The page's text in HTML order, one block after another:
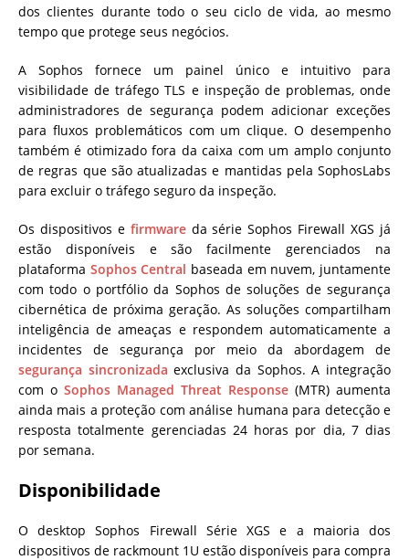
dos clientes durante todo o seu ciclo de vida, ao mesmo
tempo que protege seus negócios.
A Sophos fornece um painel único e intuitivo para
visibilidade de tráfego TLS e inspeção de problemas, onde
administradores de segurança podem adicionar exceções
para fluxos problemáticos com um clique. O desempenho
também é otimizado fora da caixa com um amplo conjunto
de regras que são atualizadas e mantidas pela SophosLabs
para excluir o tráfego seguro da inspeção.
Os dispositivos e firmwareda série Sophos Firewall XGS já
estão disponíveis e são facilmente gerenciados na
plataforma Sophos Central baseada em nuvem, juntamente
com todo o portfólio da Sophos de soluções de segurança
cibernética de próxima geração. As soluções compartilham
inteligência de ameaças e respondem automaticamente a
incidentes de segurança por meio da abordagem de
segurança sincronizada exclusiva da Sophos. A integração
com o Sophos Managed Threat Response (MTR) aumenta
ainda mais a proteção com análise humana para detecção e
resposta totalmente gerenciadas 24 horas por dia, 7 dias
por semana.
Disponibilidade
O desktop Sophos Firewall Série XGS e a maioria dos
dispositivos de rackmount 1U estão disponíveis para compra